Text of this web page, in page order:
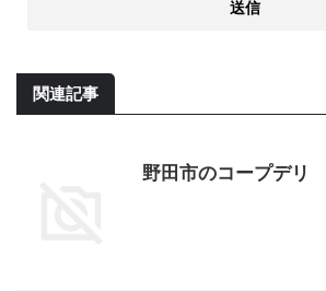
関連記事
野田市のコープデリ